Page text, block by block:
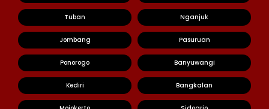
Tuban Nganjuk
Jombang Pasuruan
Ponorogo Banyuwangi
Kediri Bangkalan